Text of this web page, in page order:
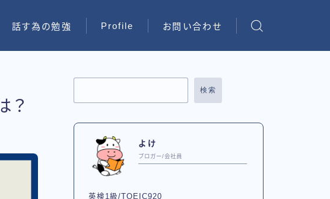
話す為の勉強 Profile お問い合わせ
？
検索
よけ
ブロガー/会社員
英検1級/TOEIC920